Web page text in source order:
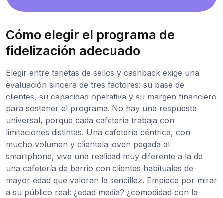
Cómo elegir el programa de
fidelización adecuado
Elegir entre tarjetas de sellos y cashback exige una
evaluación sincera de tres factores: su base de
clientes, su capacidad operativa y su margen financiero
para sostener el programa. No hay una respuesta
universal, porque cada cafetería trabaja con
limitaciones distintas. Una cafetería céntrica, con
mucho volumen y clientela joven pegada al
smartphone, vive una realidad muy diferente a la de
una cafetería de barrio con clientes habituales de
mayor edad que valoran la sencillez. Empiece por mirar
a su público real: ¿edad media? ¿comodidad con la